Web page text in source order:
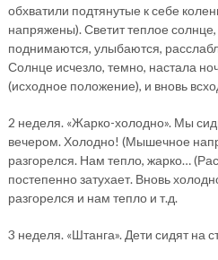
обхватили подтянутые к себе
напряжены). Светит теплое
поднимаются, улыбаются,
Солнце исчезло, темно, настала
(исходное положение), и вновь
2 неделя. «Жарко-холодно». Мы
вечером. Холодно! (Мышечное
разгорелся. Нам тепло, жарко…
постепенно затухает. Вновь
разгорелся и нам тепло и т.д.
3 неделя. «Штанга». Дети сидят на